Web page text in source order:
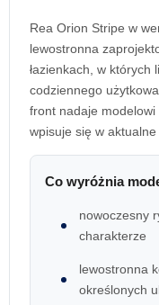
Rea Orion Stripe w
lewostronna
łazienkach, w których
codziennego
front nadaje
wpisuje się w
Co wyróżnia
nowoczesny
charakterze
lewostronna
określonych